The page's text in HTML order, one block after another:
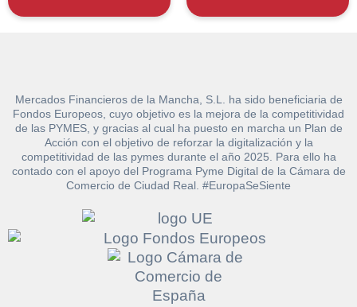
Mercados Financieros de la Mancha, S.L. ha sido beneficiaria de
Fondos Europeos, cuyo objetivo es la mejora de la competitividad
de las PYMES, y gracias al cual ha puesto en marcha un Plan de
Acción con el objetivo de reforzar la digitalización y la
competitividad de las pymes durante el año 2025. Para ello ha
contado con el apoyo del Programa Pyme Digital de la Cámara de
Comercio de Ciudad Real. #EuropaSeSiente
Solicitar
documentación
sobre la peritación
Rellene este formulario y recibirá en su email el
enlace para descargar la documentación
Nombre y Apellidos*
Hacer Oferta
Razón social* CIF/DNI Ofertante*
Teléfono* Email*
Nombre y Apellidos*
Sobre Merfinsa
Venta de bienes muebles